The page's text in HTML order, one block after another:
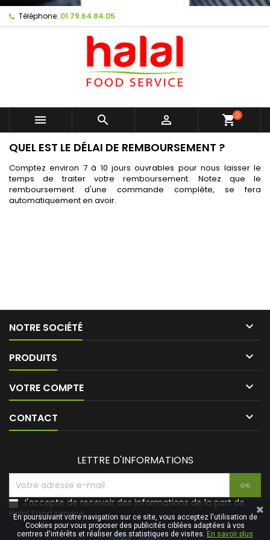
Téléphone: 01.79.64.84.05
   shopping_cart0
QUEL EST LE DÉLAI DE REMBOURSEMENT ?
Comptez environ 7 à 10 jours ouvrables pour nous laisser le
temps de traiter votre remboursement. Notez que le
remboursement d'une commande complète, se fera
automatiquement en avoir.
NOTRE SOCIÉTÉ 
PRODUITS 
VOTRE COMPTE 
CONTACT 
LETTRE D'INFORMATIONS
J'accepte de recevoir des informations de la part de
Halal Food service
En poursuivant votre navigation sur ce site, vous acceptez l'utilisation de
Cookies pour vous proposer des publicités ciblées adaptées à vos
centres d'intérêts et réaliser des statistiques de visites. En savoir plus